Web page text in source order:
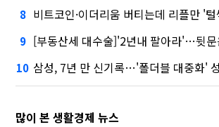
8 비트코인·이더리움 버티는데 리플만 '
9 [부동산세 대수술]'2년내 팔아라'…뒷
10 삼성, 7년 만 신기록…'폴더블 대중화'
많이 본 생활경제 뉴스